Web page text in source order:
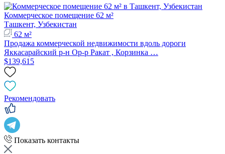
Коммерческое помещение 62 м²
Ташкент, Узбекистан
62 м²
Продажа коммерческой недвижимости вдоль дороги
Яккасарайский р-н Ор-р Ракат , Корзинка …
$139,615
Рекомендовать
Показать контакты